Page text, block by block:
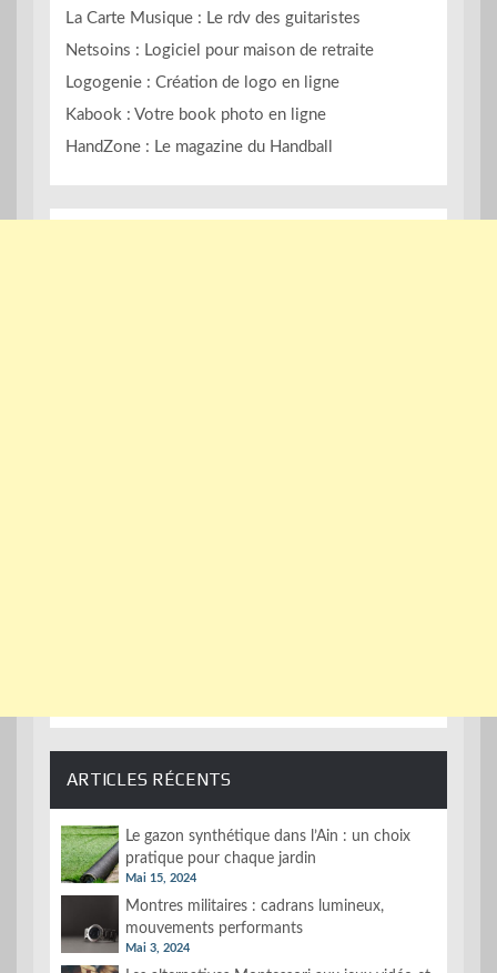
La Carte Musique : Le rdv des guitaristes
Netsoins : Logiciel pour maison de retraite
Logogenie : Création de logo en ligne
Kabook : Votre book photo en ligne
HandZone : Le magazine du Handball
ARTICLES RÉCENTS
Le gazon synthétique dans l’Ain : un choix
pratique pour chaque jardin
Mai 15, 2024
Montres militaires : cadrans lumineux,
mouvements performants
Mai 3, 2024